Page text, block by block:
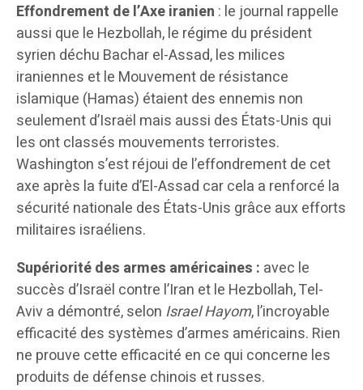
Effondrement de l’Axe iranien : le journal rappelle
aussi que le Hezbollah, le régime du président
syrien déchu Bachar el-Assad, les milices
iraniennes et le Mouvement de résistance
islamique (Hamas) étaient des ennemis non
seulement d’Israël mais aussi des États-Unis qui
les ont classés mouvements terroristes.
Washington s’est réjoui de l’effondrement de cet
axe après la fuite d’El-Assad car cela a renforcé la
sécurité nationale des États-Unis grâce aux efforts
militaires israéliens.
Supériorité des armes américaines : avec le
succès d’Israël contre l’Iran et le Hezbollah, Tel-
Aviv a démontré, selon Israel Hayom, l’incroyable
efficacité des systèmes d’armes américains. Rien
ne prouve cette efficacité en ce qui concerne les
produits de défense chinois et russes.